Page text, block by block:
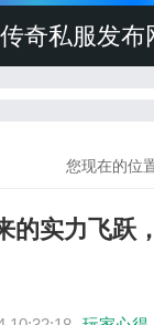
传奇私服发布
您现在的位
的实力飞跃